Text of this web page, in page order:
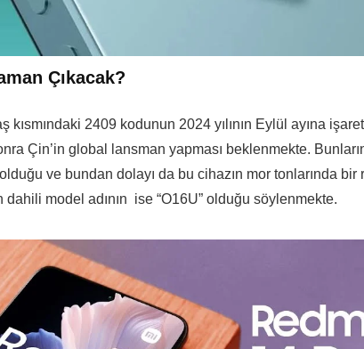
Çıkacak?
kısmındaki 2409 kodunun 2024 yılının Eylül ayına
Çin’in global lansman yapması beklenmekte. Bunların
ve bundan dolayı da bu cihazın mor tonlarında
model adının ise “O16U” olduğu söylenmekte.